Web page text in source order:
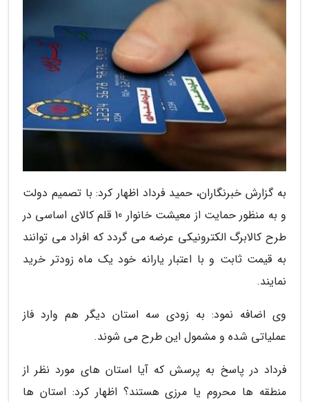
به گزارش خبرنگاران، حمید فرداد اظهار کرد: با تصمیم دولت
و به منظور حمایت از معیشت خانوار 10 قلم کالای اساسی در
طرح کالابرگ الکترونیکی عرضه می گردد که افراد می توانند
به قیمت ثابت و با اعتبار یارانه خود یک ماه زودتر خرید
نمایند.
وی اضافه نمود: به زودی سه استان دیگر هم وارد فاز
عملیاتی شده و مشمول این طرح می شوند.
فرداد در پاسخ به پرسش که آیا استان های مورد نظر از
منطقه ها محروم یا مرزی هستند؟ اظهار کرد: استان ها